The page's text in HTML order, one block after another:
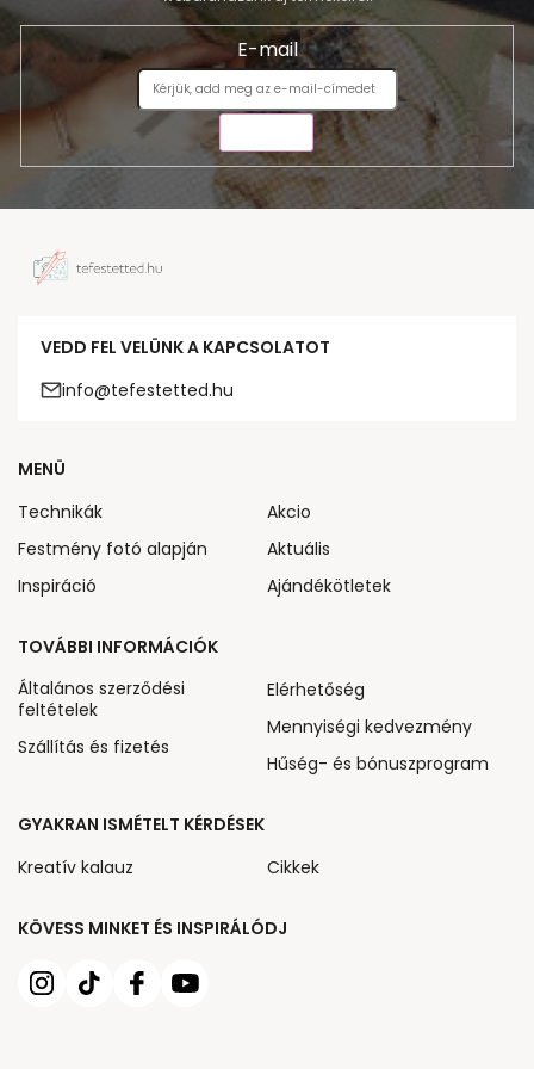
E-mail
VEDD FEL VELÜNK A KAPCSOLATOT
info@tefestetted.hu
KÖVESS MINKET ÉS INSPIRÁLÓDJ
MENÜ
Technikák
Festmény fotó alapján
Inspiráció
Akcio
Aktuális
Ajándékötletek
TOVÁBBI INFORMÁCIÓK
Általános szerződési
feltételek
Szállítás és fizetés
Elérhetőség
Mennyiségi kedvezmény
Hűség- és bónuszprogram
GYAKRAN ISMÉTELT KÉRDÉSEK
Kreatív kalauz
Cikkek